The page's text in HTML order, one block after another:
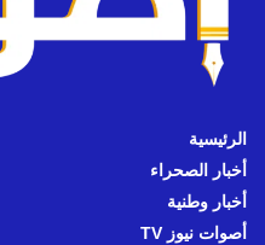
الرئيسية
أخبار الصحراء
أخبار وطنية
أصوات نيوز TV